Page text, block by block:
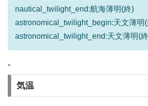
nautical_twilight_end:航海薄明(終)
astronomical_twilight_begin:天文薄明(
astronomical_twilight_end:天文薄明(
"
気温